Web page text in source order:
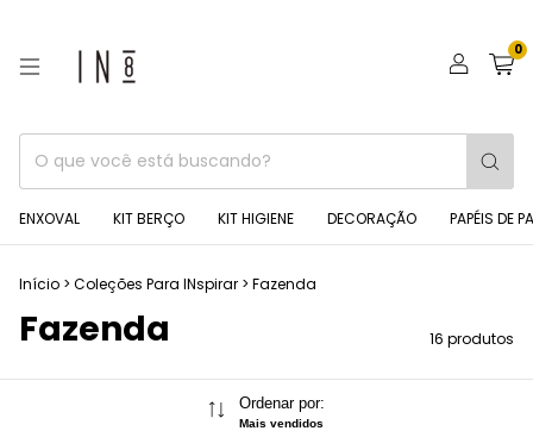
0
ENXOVAL KIT BERÇO KIT HIGIENE DECORAÇÃO PAPÉIS DE
Início > Coleções Para INspirar > Fazenda
Fazenda 16 produtos
Ordenar por:
Mais vendidos